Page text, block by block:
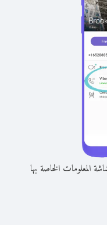
المعلومات الخاصة بها